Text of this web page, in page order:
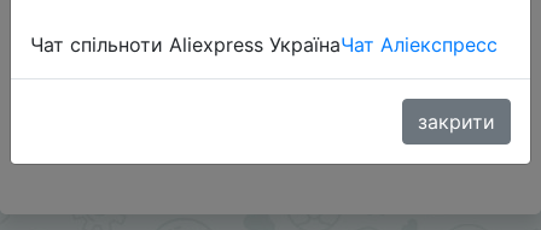
Додаткова інформація відсутня.
Слідкуйте за знижками на мобільному, в телеграм
Чат спільноти Aliexpress УкраїнаЧат Аліекспресс
закрити